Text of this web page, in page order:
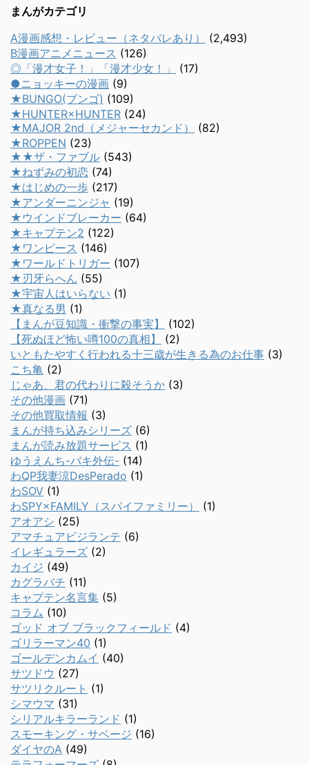
まんがカテゴリ
A漫画感想・レビュー（ネタバレあり）
(2,493)
B漫画アニメニュース (126)
◎「漫才女子！」「漫才少女！」
(17)
●ニョッキーの漫画 (9)
★BUNGO(ブンゴ) (109)
★HUNTER×HUNTER (24)
★MAJOR 2nd（メジャーセカンド）
(82)
★ROPPEN (23)
★★ザ・ファブル (543)
★ねずみの初恋 (74)
★はじめの一歩 (217)
★アンダーニンジャ (19)
★ウインドブレーカー (64)
★キャプテン2 (122)
★ワンピース (146)
★ワールドトリガー (107)
★刃牙らへん (55)
★宇宙人はいらない (1)
★真なる男 (1)
【まんが豆知識・衝撃の事実】
(102)
【死ぬほど怖い噂100の真相】
(2)
いともたやすく行われる十三歳が生きる為のお仕事 (3)
こち亀 (2)
じゃあ、君の代わりに殺そうか (3)
その他漫画 (71)
その他買取情報 (3)
まんが持ち込みシリーズ (6)
まんが読み放題サービス (1)
ゆうえんち-バキ外伝- (14)
わQP我妻涼DesPerado (1)
わSOV (1)
わSPY×FAMILY（スパイファミリー）
(1)
アオアシ (25)
アマチュアビジランテ (6)
イレギュラーズ (2)
カイジ (49)
カグラバチ (11)
キャプテン名言集 (5)
コラム (10)
ゴッド オブ ブラックフィールド (4)
ゴリラーマン40 (1)
ゴールデンカムイ (40)
サツドウ (27)
サツリクルート (1)
シマウマ (31)
シリアルキラーランド (1)
スモーキング・サベージ (16)
ダイヤのA (49)